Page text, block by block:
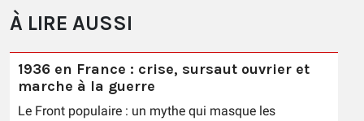
À LIRE AUSSI
1936 en France : crise, sursaut ouvrier et
marche à la guerre
Le Front populaire : un mythe qui masque les